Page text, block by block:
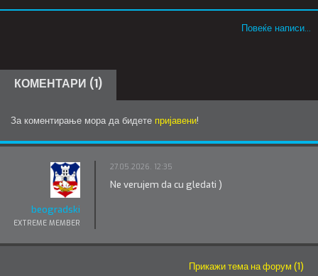
Повеќе написи...
КОМЕНТАРИ (1)
За коментирање мора да бидете пријавени!
beogradski
EXTREME MEMBER
27.05.2026. 12:35
Ne verujem da cu gledati )
Прикажи тема на форум (1)